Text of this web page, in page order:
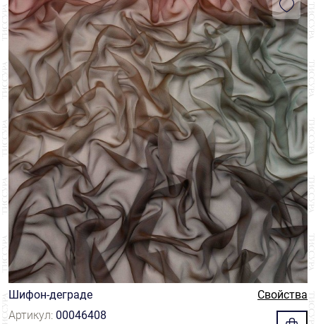
Шифон-деграде
Свойства
Артикул: 00046408